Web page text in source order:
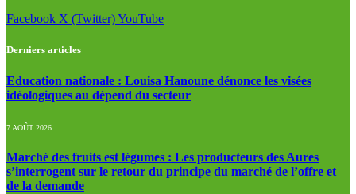
Facebook X (Twitter)YouTube
Derniers articles
Education nationale : Louisa Hanoune dénonce les visées
idéologiques au dépend du secteur
7 AOÛT 2026
Marché des fruits est légumes : Les producteurs des Aures
s’interrogent sur le retour du principe du marché de l’offre et
de la demande